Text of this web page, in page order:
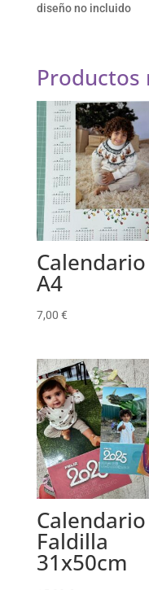
diseño no incluido
Productos
Calendario
A4
7,00 €
Calendario
Faldilla
31x50cm